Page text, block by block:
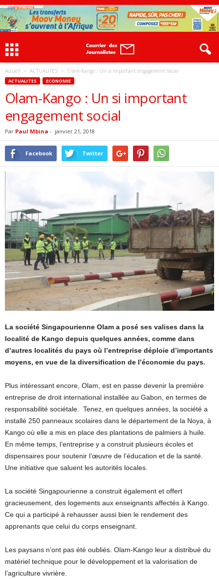
Accueil ACTUALITES Olam-Kango : Un si important engagement social
ACTUALITES ECONOMIE
Olam-Kango : Un si important
engagement social
Par Paul Mbina - janvier 21, 2018
Facebook Twitter
La société Singapourienne Olam a posé ses valises dans la
localité de Kango depuis quelques années, comme dans
d’autres localités du pays où l’entreprise déploie d’importants
moyens, en vue de la diversification de l’économie du pays.
Plus intéressant encore, Olam, est en passe devenir la première
entreprise de droit international installée au Gabon, en termes de
responsabilité sociétale. Tenez, en quelques années, la société a
installé 250 panneaux scolaires dans le département de la Noya, à
Kango où elle a mis en place des plantations de palmiers à huile.
En même temps, l’entreprise y a construit plusieurs écoles et
dispensaires pour soutenir l’œuvre de l’éducation et de la santé.
Une initiative que saluent les autorités locales.
La société Singapourienne a construit également et offert
gracieusement, des logements aux enseignants affectés à Kango.
Ce qui a participé à rehausser aussi bien le rendement des
apprenants que celui du corps enseignant.
Les paysans n’ont pas été oubliés. Olam-Kango leur a distribué du
matériel technique pour le développement et la valorisation de
l’agriculture vivrière.